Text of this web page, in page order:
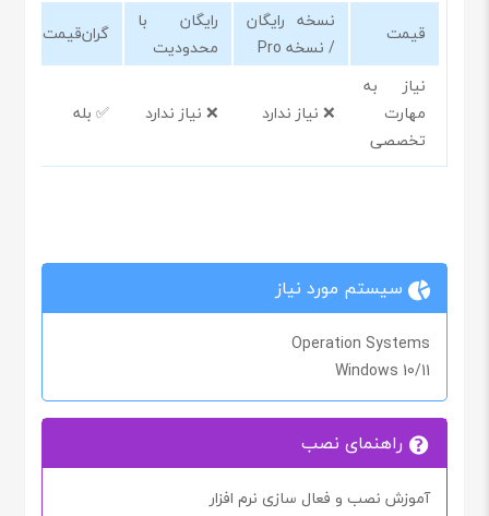
قیمت
نسخه رایگان
/ نسخه Pro
رایگان با
محدودیت
گران‌قیمت
نیاز به
مهارت
تخصصی
❌ نیاز ندارد ❌ نیاز ندارد ✅ بله
سیستم مورد نیاز
Operation Systems
Windows 10/11
راهنمای نصب
آموزش نصب و فعال سازی نرم افزار